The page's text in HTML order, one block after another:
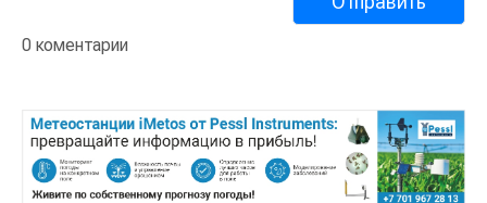
0 коментарии